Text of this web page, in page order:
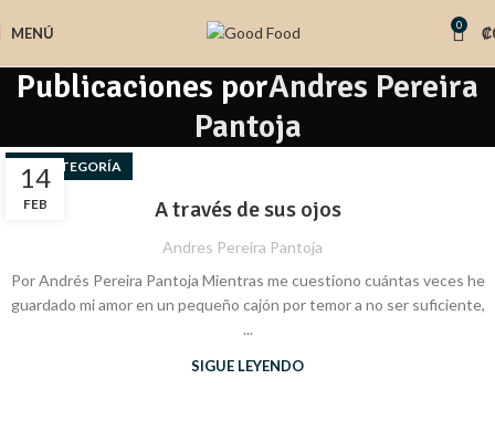
MENÚ 0 ₡
Publicaciones porAndres Pereira
Pantoja
14
FEB
SIN CATEGORÍA
A través de sus ojos
Andres Pereira Pantoja
Por Andrés Pereira Pantoja Mientras me cuestiono cuántas veces he
guardado mi amor en un pequeño cajón por temor a no ser suficiente,
...
SIGUE LEYENDO